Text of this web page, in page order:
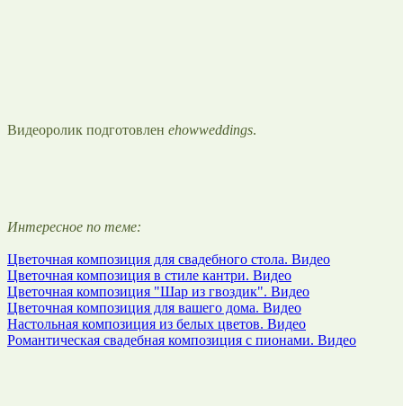
Видеоролик подготовлен ehowweddings.
Интересное по теме:
Цветочная композиция для свадебного стола. Видео
Цветочная композиция в стиле кантри. Видео
Цветочная композиция "Шар из гвоздик". Видео
Цветочная композиция для вашего дома. Видео
Настольная композиция из белых цветов. Видео
Романтическая свадебная композиция с пионами. Видео